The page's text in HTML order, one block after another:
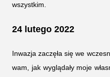
wszystkim.
24 lutego 2022
Inwazja zaczęła się we
wam, jak wyglądały moje